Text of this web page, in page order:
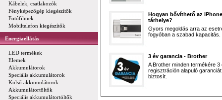
Kábelek, csatlakozók
Fényképezőgép kiegészítők
Fotófilmek
Mobiltelefon kiegészítők
Energiaellátás
LED termékek
Elemek
Akkumulátorok
Speciális akkumulátorok
Külső akkumulátorok
Akkumulátortöltők
Speciális akkumulátortöltők
Hogyan bővíthető az iPhone
tárhelye?
Gyors megoldás arra az
fogyóban a szabad kapacitás.
3 év garancia - Brother
A Brother minden termékére 3
regisztráción alapuló garanciát
biztosít.